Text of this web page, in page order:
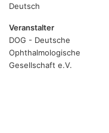
Deutsch
Veranstalter
DOG - Deutsche
Ophthalmologische
Gesellschaft e.V.